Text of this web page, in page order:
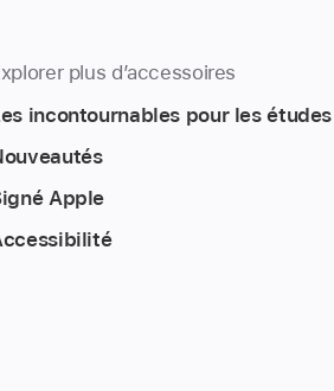
plus d’accessoires
incontournables pour les études
Apple